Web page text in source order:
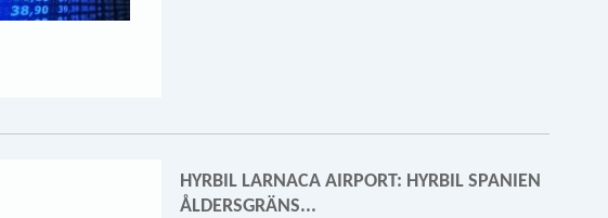
HYRBIL LARNACA AIRPORT: HYRBIL SPANIEN
ÅLDERSGRÄNS...